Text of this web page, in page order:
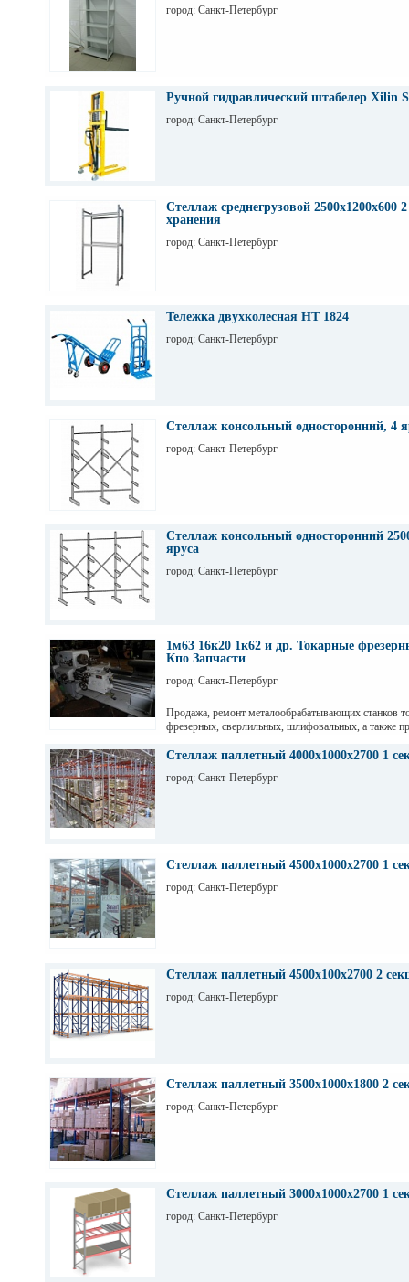
город: Санкт-Петербург
Ручной гидравлический штабелер Xilin
город: Санкт-Петербург
Стеллаж среднегрузовой 2500х1200х600
хранения
город: Санкт-Петербург
Тележка двухколесная НТ 1824
город: Санкт-Петербург
Стеллаж консольный односторонний, 4
город: Санкт-Петербург
Стеллаж консольный односторонний
яруса
город: Санкт-Петербург
1м63 16к20 1к62 и др. Токарные
Кпо Запчасти
город: Санкт-Петербург
Продажа, ремонт металообрабатывающих станков
фрезерных, сверлильных, шлифовальных, а также
оборудования. Торг. Выбор. Пусконаладка. Санкт-
Стеллаж паллетный 4000х1000х2700 1
город: Санкт-Петербург
Стеллаж паллетный 4500х1000х2700 1
город: Санкт-Петербург
Стеллаж паллетный 4500х100х2700 2
город: Санкт-Петербург
Стеллаж паллетный 3500х1000х1800 2
город: Санкт-Петербург
Стеллаж паллетный 3000х1000х2700 1
город: Санкт-Петербург